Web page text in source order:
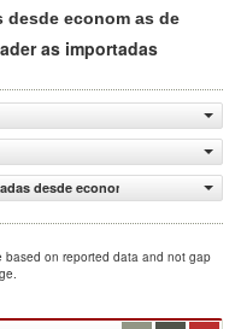
desde econom as de
as importadas
desde econom as de ingreso
based on reported data and not gap